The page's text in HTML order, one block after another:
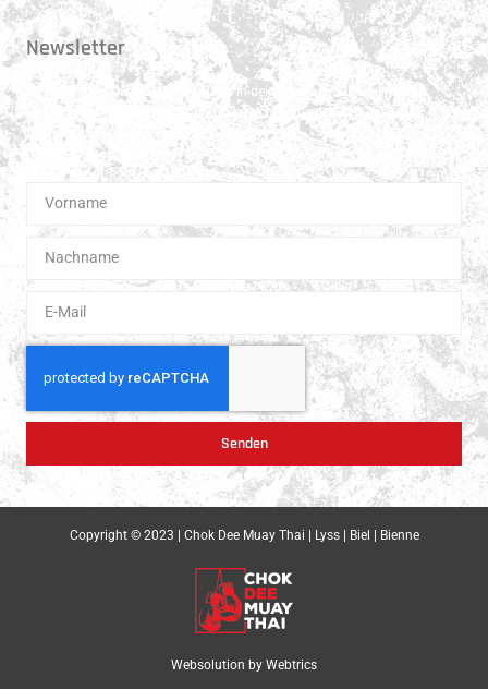
Newsletter
Erhalte 1x pro Quartal unsere News in dein Postfach. Darüber hinaus
teilen wir gerne Spannendes und Lehrreiches aus der Welt des Muay Thai
Boxen.
Senden
Copyright © 2023 | Chok Dee Muay Thai | Lyss | Biel | Bienne
Websolution by Webtrics